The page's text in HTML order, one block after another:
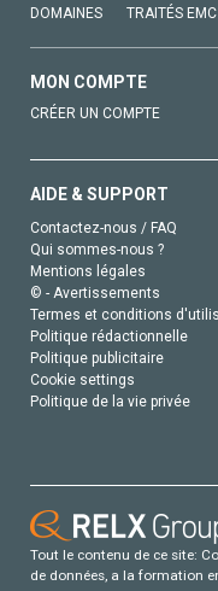
DOMAINES TRAITÉS EMC
MON COMPTE
CRÉER UN COMPTE
AIDE & SUPPORT
Contactez-nous / FAQ
Qui sommes-nous ?
Mentions légales
© - Avertissements
Termes et conditions
Politique rédactionnelle
Politique publicitaire
Cookie settings
Politique de la vie privée
Tout le contenu de ce site:
de données, a la formation